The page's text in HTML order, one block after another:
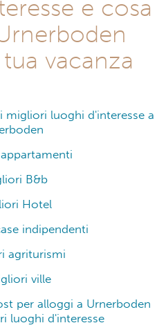
e cosa
vacanza
luoghi d'interesse a
B&b
Hotel
indipendenti
agriturismi
ville
per alloggi a Urnerboden
luoghi d'interesse